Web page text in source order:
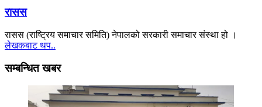
रासस
रासस (राष्ट्रिय समाचार समिति) नेपालको सरकारी समाचार संस्था हो ।
लेखकबाट थप..
सम्बन्धित खबर